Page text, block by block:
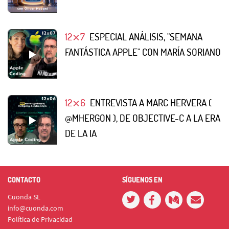
12⨯7 ESPECIAL ANÁLISIS, "SEMANA
FANTÁSTICA APPLE" CON MARÍA SORIANO
12⨯6 ENTREVISTA A MARC HERVERA (
@MHERGON ), DE OBJECTIVE-C A LA ERA
DE LA IA
CONTACTO
Cuonda SL
info@cuonda.com
Política de Privacidad
SÍGUENOS EN